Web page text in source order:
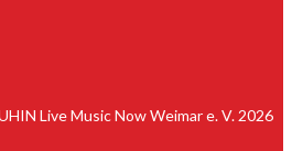
Live Music Now Weimar e. V. 2026